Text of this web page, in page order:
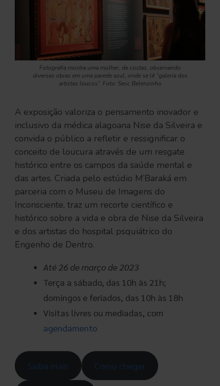
Fotografia mostra uma mulher, de costas, observando
diversas obras em uma parede azul, onde se lê “galeria dos
artistas loucos”. Foto: Sesc Belenzinho
A exposição valoriza o pensamento inovador e
inclusivo da médica alagoana Nise da Silveira e
convida o público a refletir e ressignificar o
conceito de loucura através de um resgate
histórico entre os campos da saúde mental e
das artes. Criada pelo estúdio M’Baraká em
parceria com o Museu de Imagens do
Inconsciente, traz um recorte científico e
histórico sobre a vida e obra de Nise da Silveira
e dos artistas do hospital psquiátrico do
Engenho de Dentro.
Até 26 de março de 2023
Terça a sábado, das 10h às 21h;
domingos e feriados, das 10h às 18h
Visitas livres ou mediadas, com
agendamento
Saiba mais Como chegar